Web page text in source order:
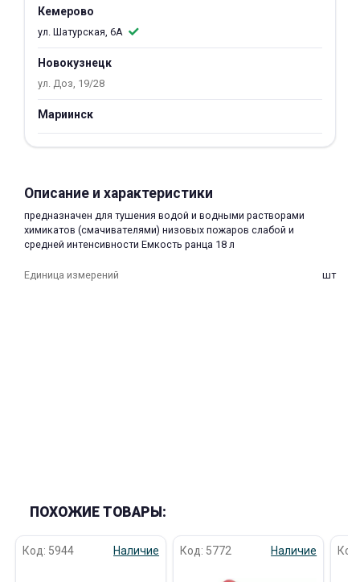
Кемерово
ул. Шатурская, 6А
Новокузнецк
ул. Доз, 19/28
Мариинск
Описание и характеристики
предназначен для тушения водой и водными растворами
химикатов (смачивателями) низовых пожаров слабой и
средней интенсивности Емкость ранца 18 л
Единица измерений шт
ПОХОЖИЕ ТОВАРЫ:
Код: 5944 Наличие Код: 5772 Наличие
Оставшиеся
списываться
по25%каждые 2 недели
Подробнее
об оплате Плайтом
25
Остались вопросы?
8 800 302-02-51